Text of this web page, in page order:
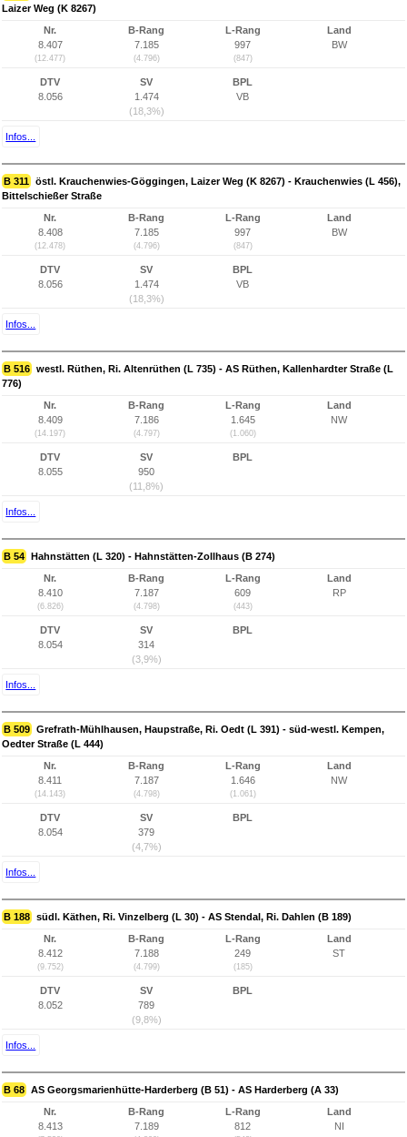
Laizer Weg (K 8267)
Nr.
8.407
(12.477)
B-Rang
7.185
(4.796)
L-Rang
997
(847)
Land
BW
DTV
8.056
SV
1.474
(18,3%)
BPL
VB
Infos...
B 311 östl. Krauchenwies-Göggingen, Laizer Weg (K 8267) - Krauchenwies (L 456),
Bittelschießer Straße
Nr.
8.408
(12.478)
B-Rang
7.185
(4.796)
L-Rang
997
(847)
Land
BW
DTV
8.056
SV
1.474
(18,3%)
BPL
VB
Infos...
B 516 westl. Rüthen, Ri. Altenrüthen (L 735) - AS Rüthen, Kallenhardter Straße (L
776)
Nr.
8.409
(14.197)
B-Rang
7.186
(4.797)
L-Rang
1.645
(1.060)
Land
NW
DTV
8.055
SV
950
(11,8%)
BPL
Infos...
B 54 Hahnstätten (L 320) - Hahnstätten-Zollhaus (B 274)
Nr.
8.410
(6.826)
B-Rang
7.187
(4.798)
L-Rang
609
(443)
Land
RP
DTV
8.054
SV
314
(3,9%)
BPL
Infos...
B 509 Grefrath-Mühlhausen, Haupstraße, Ri. Oedt (L 391) - süd-westl. Kempen,
Oedter Straße (L 444)
Nr.
8.411
(14.143)
B-Rang
7.187
(4.798)
L-Rang
1.646
(1.061)
Land
NW
DTV
8.054
SV
379
(4,7%)
BPL
Infos...
B 188 südl. Käthen, Ri. Vinzelberg (L 30) - AS Stendal, Ri. Dahlen (B 189)
Nr.
8.412
(9.752)
B-Rang
7.188
(4.799)
L-Rang
249
(185)
Land
ST
DTV
8.052
SV
789
(9,8%)
BPL
Infos...
B 68 AS Georgsmarienhütte-Harderberg (B 51) - AS Harderberg (A 33)
Nr.
8.413
B-Rang
7.189
L-Rang
812
Land
NI